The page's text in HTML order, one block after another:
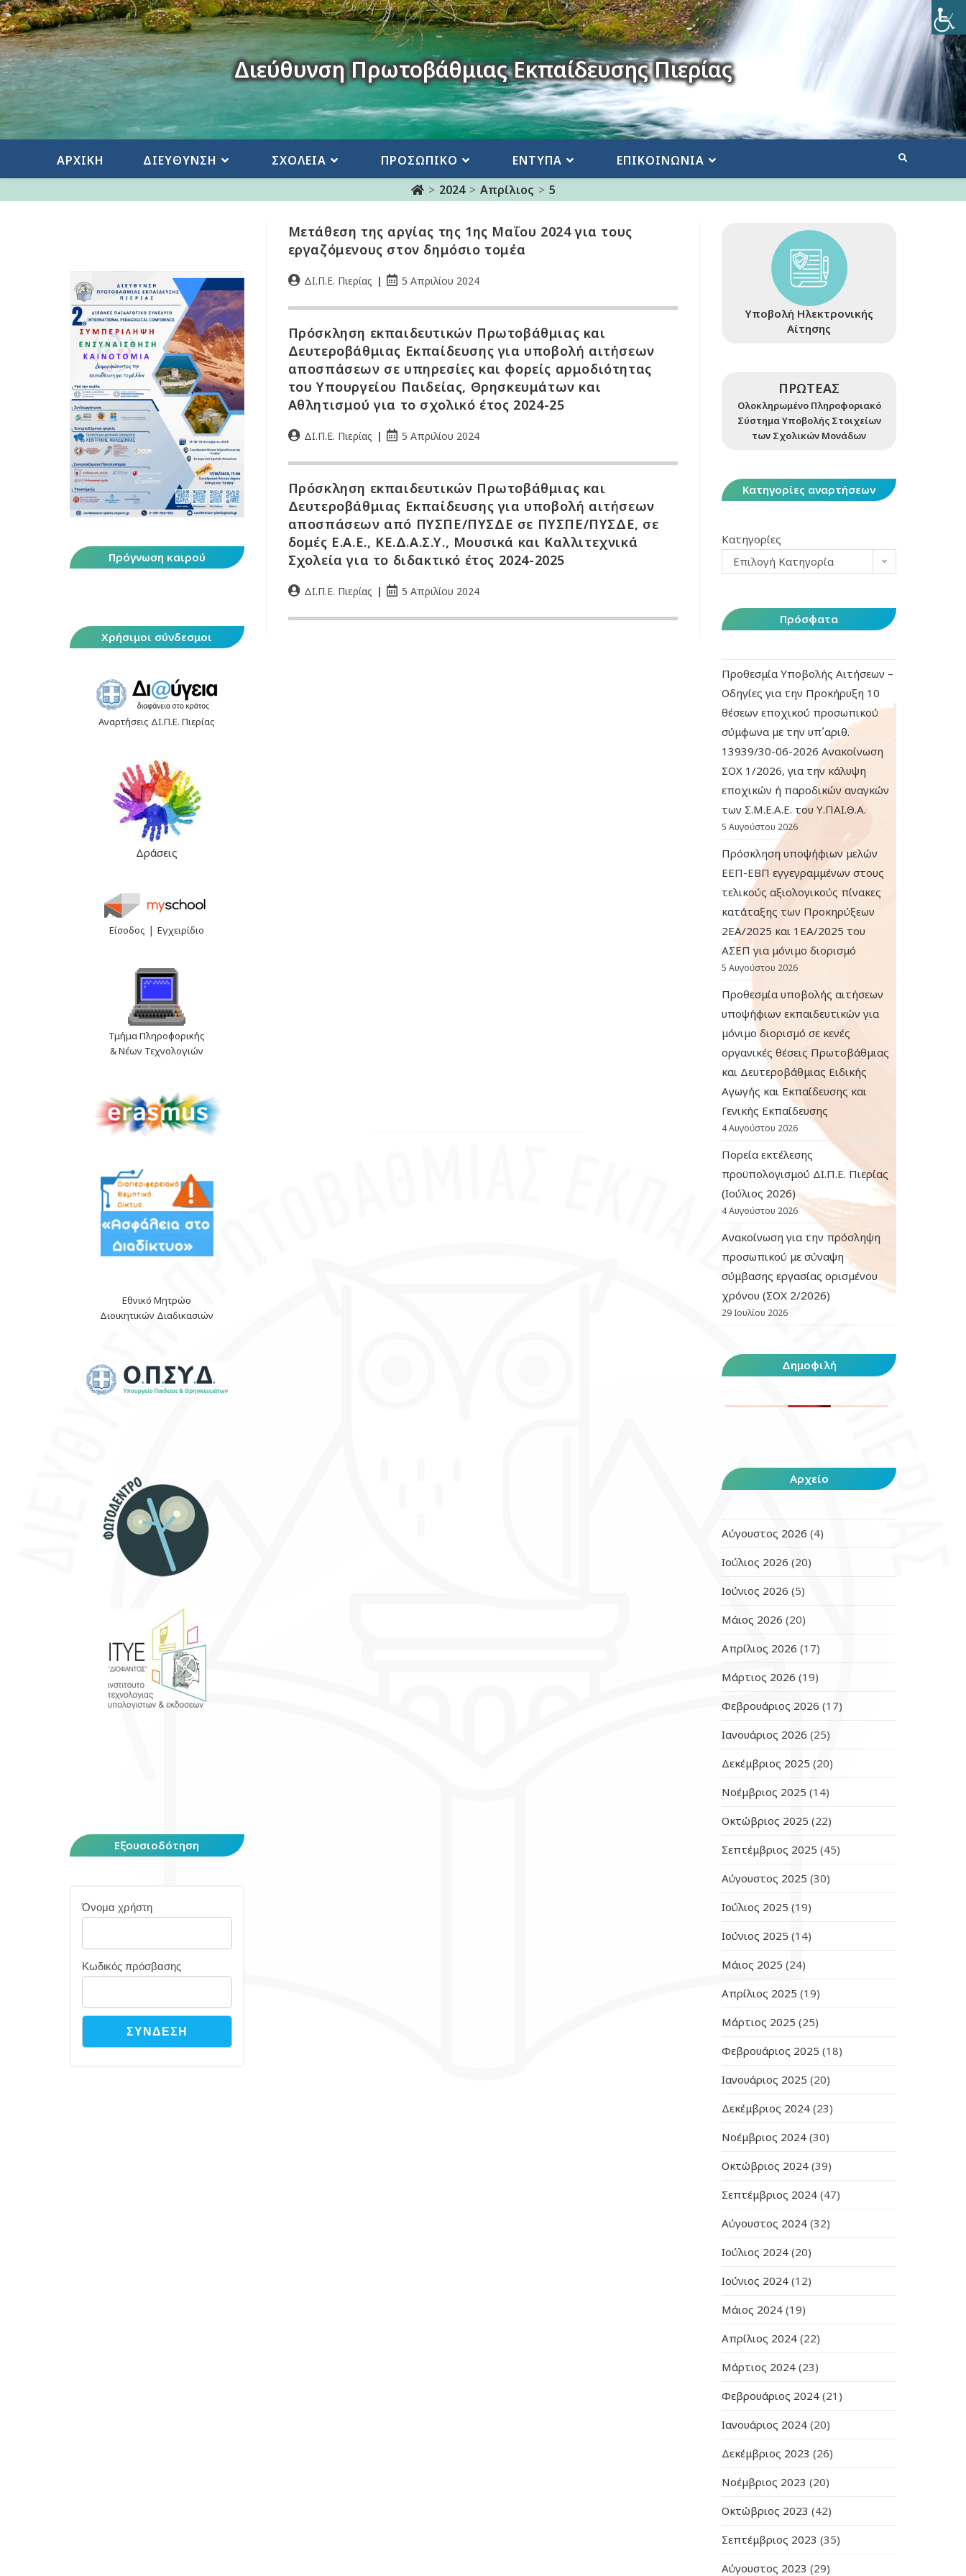
Διεύθυνση Πρωτοβάθμιας Εκπαίδευσης Πιερίας
ΑΡΧΙΚΗ ΔΙΕΥΘΥΝΣΗ ΣΧΟΛΕΙΑ ΠΡΟΣΩΠΙΚΟ ΕΝΤΥΠΑ
ΕΠΙΚΟΙΝΩΝΙΑ
> 2024 > Απρίλιος > 5
Μετάθεση της αργίας της 1ης Μαΐου 2024 για τους
εργαζόμενους στον δημόσιο τομέα
ΔΙ.Π.Ε. Πιερίας 5 Απριλίου 2024
Πρόσκληση εκπαιδευτικών Πρωτοβάθμιας και
Δευτεροβάθμιας Εκπαίδευσης για υποβολή αιτήσεων
αποσπάσεων σε υπηρεσίες και φορείς αρμοδιότητας
του Υπουργείου Παιδείας, Θρησκευμάτων και
Αθλητισμού για το σχολικό έτος 2024-25
ΔΙ.Π.Ε. Πιερίας 5 Απριλίου 2024
Πρόσκληση εκπαιδευτικών Πρωτοβάθμιας και
Δευτεροβάθμιας Εκπαίδευσης για υποβολή αιτήσεων
αποσπάσεων από ΠΥΣΠΕ/ΠΥΣΔΕ σε ΠΥΣΠΕ/ΠΥΣΔΕ, σε
δομές Ε.Α.Ε., ΚΕ.Δ.Α.Σ.Υ., Μουσικά και Καλλιτεχνικά
Σχολεία για το διδακτικό έτος 2024-2025
ΔΙ.Π.Ε. Πιερίας 5 Απριλίου 2024
Πρόγνωση καιρού
Χρήσιμοι σύνδεσμοι
Αναρτήσεις ΔΙ.Π.Ε. Πιερίας
Δράσεις
Είσοδος |Εγχειρίδιο
Τμήμα Πληροφορικής
& Νέων Τεχνολογιών
Εθνικό Μητρώο
Διοικητικών Διαδικασιών
Εξουσιοδότηση
Όνομα χρήστη
Κωδικός πρόσβασης
Υποβολή Ηλεκτρονικής
Αίτησης
ΠΡΩΤΕΑΣ
Ολοκληρωμένο Πληροφοριακό
Σύστημα Υποβολής Στοιχείων
των Σχολικών Μονάδων
Κατηγορίες αναρτήσεων
Κατηγορίες
Επιλογή Κατηγορία
Πρόσφατα
Προθεσμία Υποβολής Αιτήσεων –
Οδηγίες για την Προκήρυξη 10
θέσεων εποχικού προσωπικού
σύμφωνα με την υπ΄αριθ.
13939/30-06-2026 Ανακοίνωση
ΣΟΧ 1/2026, για την κάλυψη
εποχικών ή παροδικών αναγκών
των Σ.Μ.Ε.Α.Ε. του Υ.ΠΑΙ.Θ.Α.
5 Αυγούστου 2026
Πρόσκληση υποψήφιων μελών
ΕΕΠ-ΕΒΠ εγγεγραμμένων στους
τελικούς αξιολογικούς πίνακες
κατάταξης των Προκηρύξεων
2ΕΑ/2025 και 1ΕΑ/2025 του
ΑΣΕΠ για μόνιμο διορισμό
5 Αυγούστου 2026
Προθεσμία υποβολής αιτήσεων
υποψήφιων εκπαιδευτικών για
μόνιμο διορισμό σε κενές
οργανικές θέσεις Πρωτοβάθμιας
και Δευτεροβάθμιας Ειδικής
Αγωγής και Εκπαίδευσης και
Γενικής Εκπαίδευσης
4 Αυγούστου 2026
Πορεία εκτέλεσης
προϋπολογισμού ΔΙ.Π.Ε. Πιερίας
(Ιούλιος 2026)
4 Αυγούστου 2026
Ανακοίνωση για την πρόσληψη
προσωπικού με σύναψη
σύμβασης εργασίας ορισμένου
χρόνου (ΣΟΧ 2/2026)
29 Ιουλίου 2026
Δημοφιλή
Αρχείο
Αύγουστος 2026 (4)
Ιούλιος 2026 (20)
Ιούνιος 2026 (5)
Μάιος 2026 (20)
Απρίλιος 2026 (17)
Μάρτιος 2026 (19)
Φεβρουάριος 2026 (17)
Ιανουάριος 2026 (25)
Δεκέμβριος 2025 (20)
Νοέμβριος 2025 (14)
Οκτώβριος 2025 (22)
Σεπτέμβριος 2025 (45)
Αύγουστος 2025 (30)
Ιούλιος 2025 (19)
Ιούνιος 2025 (14)
Μάιος 2025 (24)
Απρίλιος 2025 (19)
Μάρτιος 2025 (25)
Φεβρουάριος 2025 (18)
Ιανουάριος 2025 (20)
Δεκέμβριος 2024 (23)
Νοέμβριος 2024 (30)
Οκτώβριος 2024 (39)
Σεπτέμβριος 2024 (47)
Αύγουστος 2024 (32)
Ιούλιος 2024 (20)
Ιούνιος 2024 (12)
Μάιος 2024 (19)
Απρίλιος 2024 (22)
Μάρτιος 2024 (23)
Φεβρουάριος 2024 (21)
Ιανουάριος 2024 (20)
Δεκέμβριος 2023 (26)
Νοέμβριος 2023 (20)
Οκτώβριος 2023 (42)
Σεπτέμβριος 2023 (35)
Αύγουστος 2023 (29)